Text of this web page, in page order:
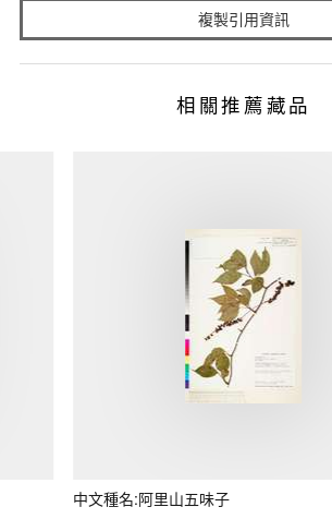
複製引用資訊
相關推薦藏品
中文種名:阿里山五味子